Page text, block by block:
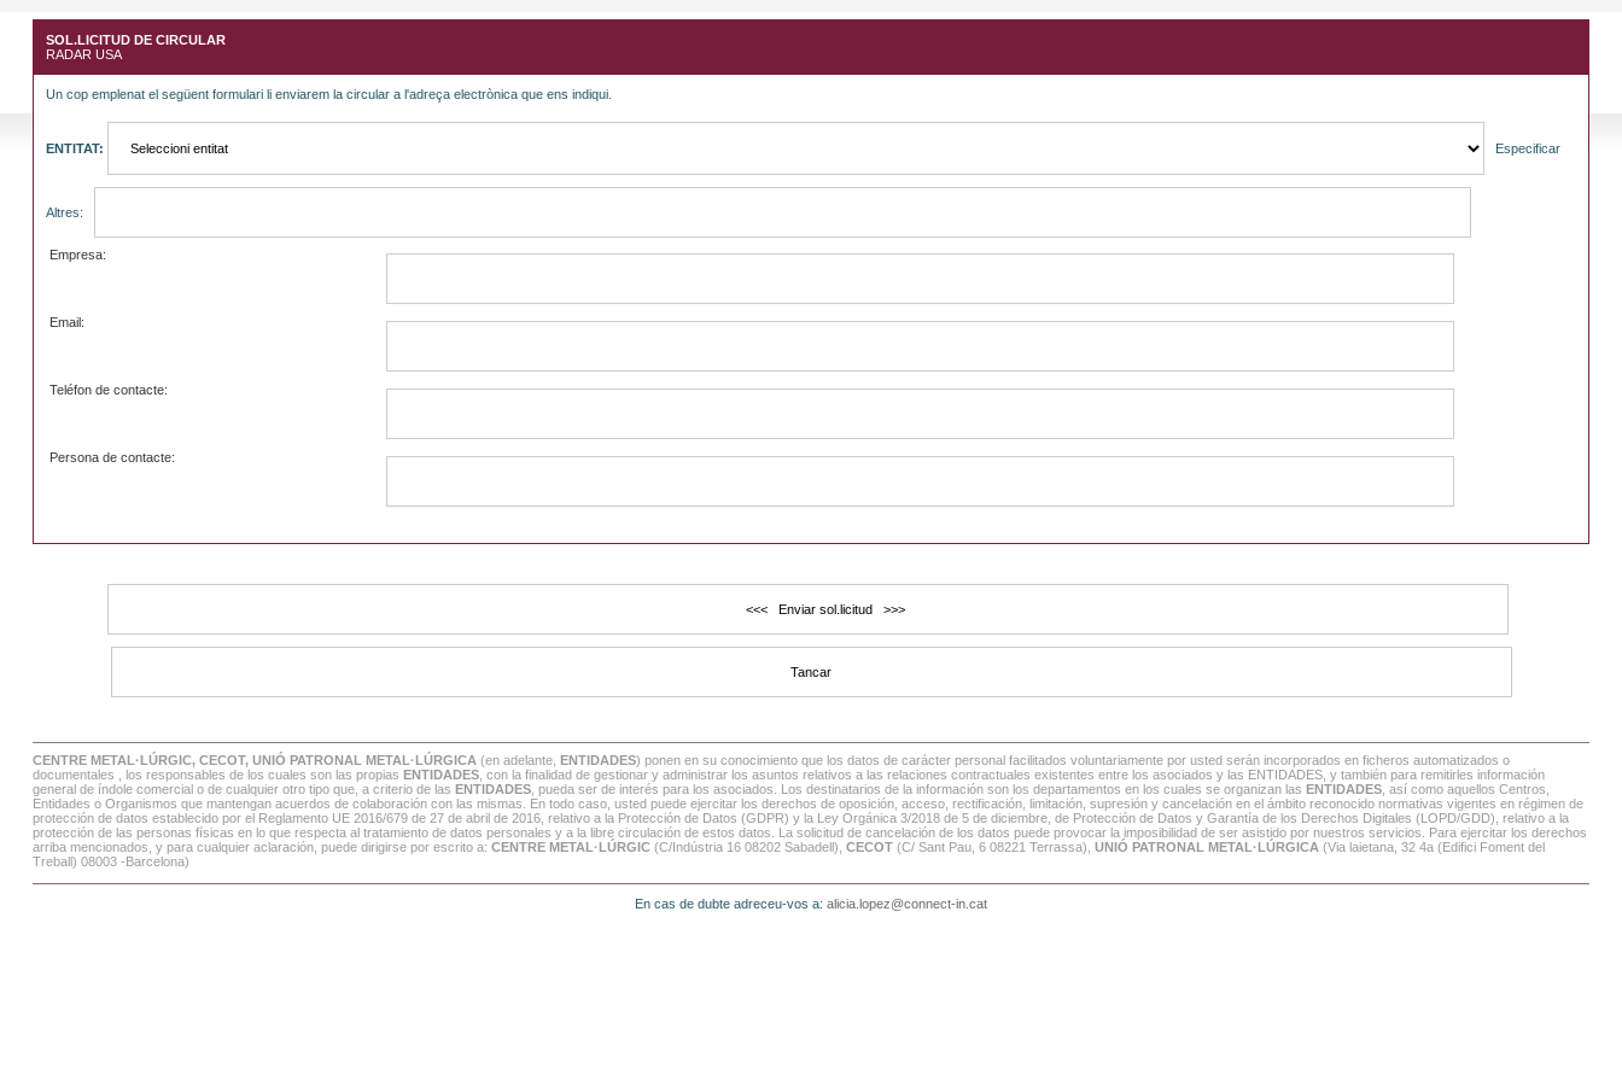
SOL.LICITUD DE CIRCULAR
RADAR USA
Un cop emplenat el següent formulari li enviarem la circular a l'adreça electrònica que ens indiqui.
ENTITAT: Especificar
Altres:
Empresa:
Email:
Teléfon de contacte:
Persona de contacte:
CENTRE METAL·LÚRGIC, CECOT, UNIÓ PATRONAL METAL·LÚRGICA (en adelante, ENTIDADES) ponen en su conocimiento que los datos de carácter personal facilitados voluntariamente por usted serán incorporados en ficheros automatizados o
documentales , los responsables de los cuales son las propias ENTIDADES , con la finalidad de gestionar y administrar los asuntos relativos a las relaciones contractuales existentes entre los asociados y las ENTIDADES, y también para remitirles información
general de índole comercial o de cualquier otro tipo que, a criterio de las ENTIDADES , pueda ser de interés para los asociados. Los destinatarios de la información son los departamentos en los cuales se organizan las ENTIDADES , así como aquellos Centros,
Entidades o Organismos que mantengan acuerdos de colaboración con las mismas. En todo caso, usted puede ejercitar los derechos de oposición, acceso, rectificación, limitación, supresión y cancelación en el ámbito reconocido normativas vigentes en régimen de
protección de datos establecido por el Reglamento UE 2016/679 de 27 de abril de 2016, relativo a la Protección de Datos (GDPR) y la Ley Orgánica 3/2018 de 5 de diciembre, de Protección de Datos y Garantía de los Derechos Digitales (LOPD/GDD), relativo a la
protección de las personas físicas en lo que respecta al tratamiento de datos personales y a la libre circulación de estos datos. La solicitud de cancelación de los datos puede provocar la imposibilidad de ser asistido por nuestros servicios. Para ejercitar los derechos
arriba mencionados, y para cualquier aclaración, puede dirigirse por escrito a: CENTRE METAL·LÚRGIC (C/Indústria 16 08202 Sabadell), CECOT (C/ Sant Pau, 6 08221 Terrassa), UNIÓ PATRONAL METAL·LÚRGICA (Via laietana, 32 4a (Edifici Foment del
Treball) 08003 -Barcelona)
En cas de dubte adreceu-vos a: alicia.lopez@connect-in.cat